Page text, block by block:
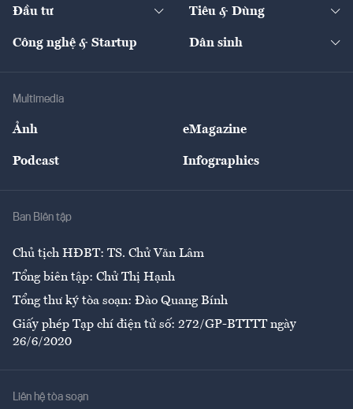
Quản trị số
Tư vấn
Thị trường
Nông sản
Đầu tư Tiêu & Dùng
Giải trí
Công nghệ & Startup Dân sinh
Multimedia
Ảnh eMagazine
Podcast Infographics
Ban Biên tập
Chủ tịch HĐBT: TS. Chử Văn Lâm
Tổng biên tập: Chử Thị Hạnh
Tổng thư ký tòa soạn: Đào Quang Bính
Giấy phép Tạp chí điện tử số: 272/GP-BTTTT ngày
26/6/2020
Liên hệ tòa soạn